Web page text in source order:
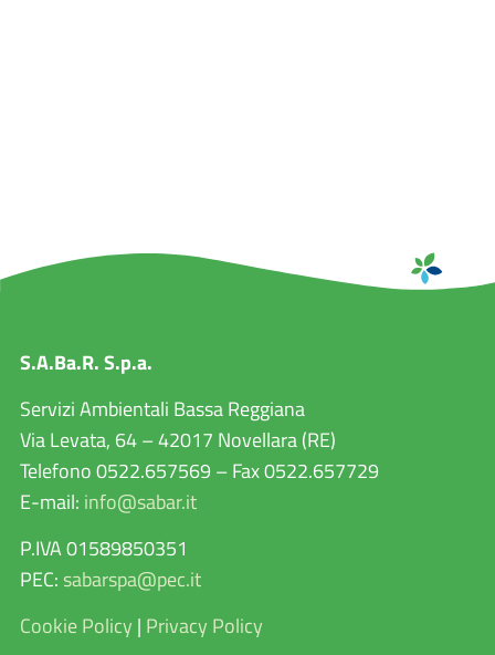
S.A.Ba.R. S.p.a.
Servizi Ambientali Bassa Reggiana
Via Levata, 64 – 42017 Novellara (RE)
Telefono 0522.657569 – Fax 0522.657729
E-mail: info@sabar.it
P.IVA 01589850351
PEC: sabarspa@pec.it
Cookie Policy | Privacy Policy